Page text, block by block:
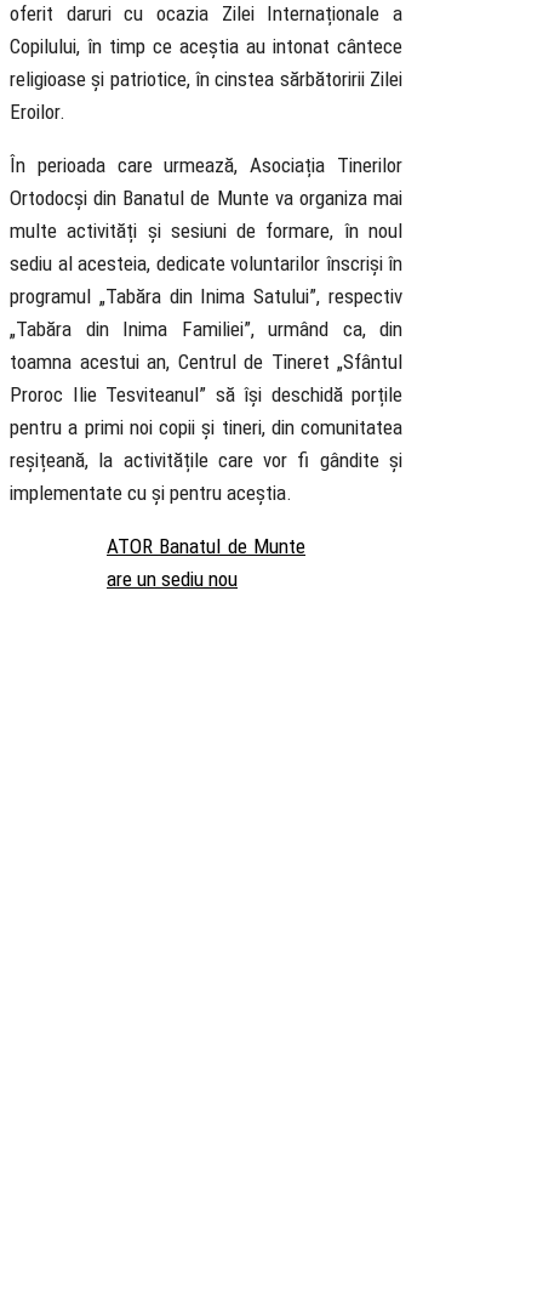
oferit daruri cu ocazia Zilei Internaționale a
Copilului, în timp ce aceștia au intonat cântece
religioase și patriotice, în cinstea sărbătoririi Zilei
Eroilor.
În perioada care urmează, Asociația Tinerilor
Ortodocși din Banatul de Munte va organiza mai
multe activități și sesiuni de formare, în noul
sediu al acesteia, dedicate voluntarilor înscriși în
programul „Tabăra din Inima Satului”, respectiv
„Tabăra din Inima Familiei”, urmând ca, din
toamna acestui an, Centrul de Tineret „Sfântul
Proroc Ilie Tesviteanul” să își deschidă porțile
pentru a primi noi copii și tineri, din comunitatea
reșițeană, la activitățile care vor fi gândite și
implementate cu și pentru aceștia.
ATOR Banatul de Munte
are un sediu nou